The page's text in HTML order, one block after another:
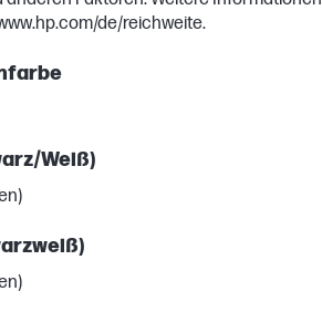
de/reichweite.
Weiß)